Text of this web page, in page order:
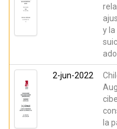
y
2-jun-2022
la